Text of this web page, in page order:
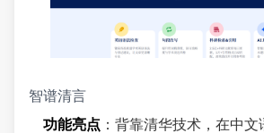
智谱清言
功能亮点 ：背靠清华技术，在中